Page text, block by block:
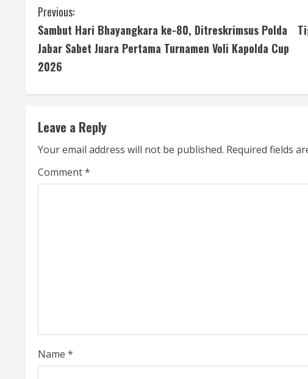
C
o
n
t
i
n
u
e
n
g
Previous:
Sambut Hari Bhayangkara ke-80, Ditreskrimsus Polda
Jabar Sabet Juara Pertama Turnamen Voli Kapolda Cup
2026
Leave a Reply
Your email address will not be published. Required fields
Comment*
Name *